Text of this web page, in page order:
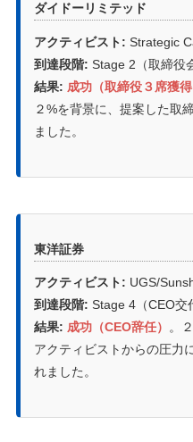
ダイドーリミテッド
アクティビスト: Strategic
到達段階: Stage 2（取締役
結果: 成功（取締役３席獲得
２%を背景に、提案した取
ました。
東洋証券
アクティビスト: UGS/
到達段階: Stage 4（CEO交
結果: 成功（CEO辞任） 。
アクティビストからの圧力
れました。